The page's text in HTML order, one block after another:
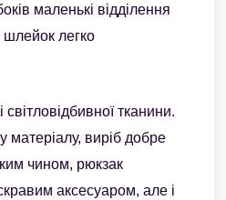
маленькі відділення
шлейок легко
тканини.
матеріалу, виріб добре
чином, рюкзак
аксесуаром, але і